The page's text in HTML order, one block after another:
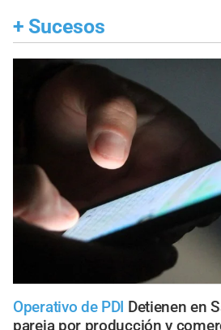
+ Sucesos
Operativo de PDI Detienen en
pareja por producción y